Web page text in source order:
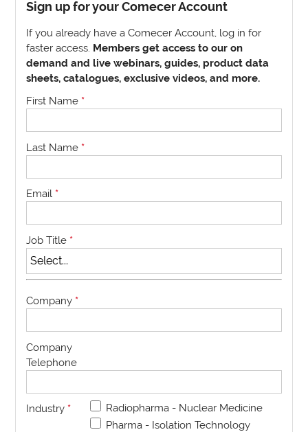
Sign up for your Comecer Account
If you already have a Comecer Account, log in for
faster access. Members get access to our on
demand and live webinars, guides, product data
sheets, catalogues, exclusive videos, and more.
First Name *
Last Name *
Email *
Job Title *
Company *
Company
Telephone
Industry *
Radiopharma - Nuclear Medicine
Pharma - Isolation Technology